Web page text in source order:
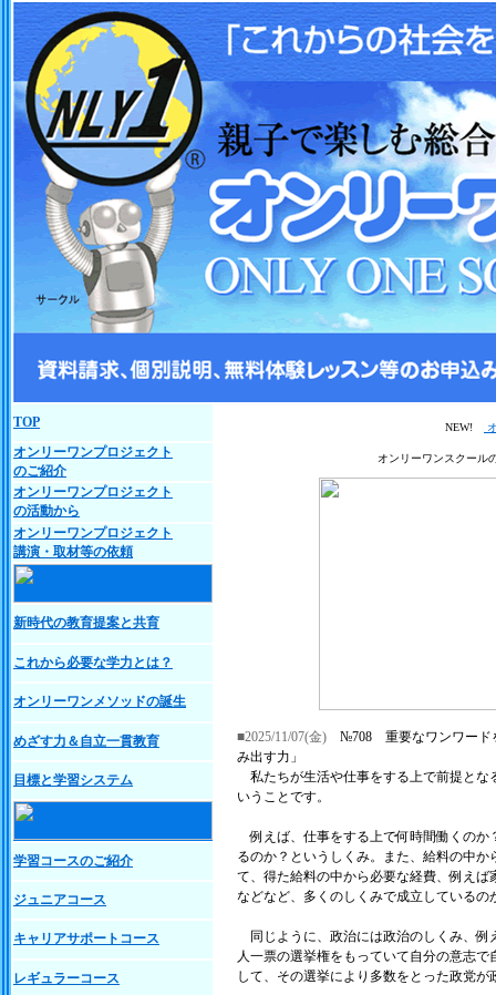
TOP NEW!
オンリーワンスクール
■2025/11/07(金) №708 重要なワンワード
み出す力」
私たちが生活や仕事をする上で前提とな
いうことです。
例えば、仕事をする上で何時間働くのか
るのか？というしくみ。また、給料の中
て、得た給料の中から必要な経費、例え
などなど、多くのしくみで成立しているの
同じように、政治には政治のしくみ、例
人一票の選挙権をもっていて自分の意志
して、その選挙により多数をとった政党
オンリーワンプロジェクト
のご紹介
オンリーワンプロジェクト
の活動から
オンリーワンプロジェクト
講演・取材等の依頼
新時代の教育提案と共育
これから必要な学力とは？
オンリーワンメソッドの誕生
めざす力＆自立一貫教育
目標と学習システム
学習コースのご紹介
ジュニアコース
キャリアサポートコース
レギュラーコース